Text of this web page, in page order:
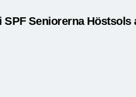
Seniorerna Höstsols